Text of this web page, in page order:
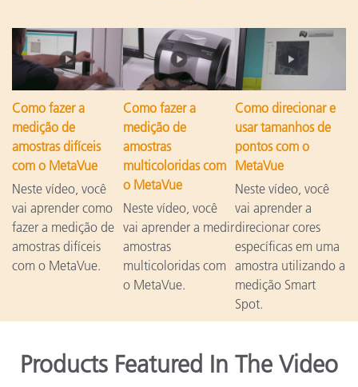
Como fazer a
medição de
amostras difíceis
com o MetaVue
Neste vídeo, você
vai aprender como
fazer a medição de
amostras difíceis
com o MetaVue.
Como fazer a
medição de
amostras
multicoloridas com
o MetaVue
Neste vídeo, você
vai aprender a medir
amostras
multicoloridas com
o MetaVue.
Como direcionar e
usar tamanhos de
pontos com o
MetaVue
Neste vídeo, você
vai aprender a
direcionar cores
específicas em uma
amostra utilizando a
medição Smart
Spot.
Products Featured In The Video